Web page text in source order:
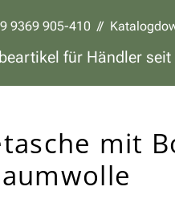
9369 905-410 //
für Händler seit
mit